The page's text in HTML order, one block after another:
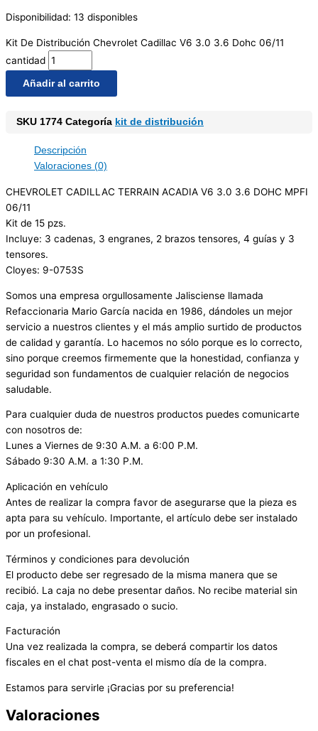
Disponibilidad: 13 disponibles
Kit De Distribución Chevrolet Cadillac V6 3.0 3.6 Dohc 06/11
cantidad
Añadir al carrito
SKU 1774 Categoría kit de distribución
Descripción
Valoraciones (0)
CHEVROLET CADILLAC TERRAIN ACADIA V6 3.0 3.6 DOHC MPFI
06/11
Kit de 15 pzs.
Incluye: 3 cadenas, 3 engranes, 2 brazos tensores, 4 guías y 3
tensores.
Cloyes: 9-0753S
Somos una empresa orgullosamente Jalisciense llamada
Refaccionaria Mario García nacida en 1986, dándoles un mejor
servicio a nuestros clientes y el más amplio surtido de productos
de calidad y garantía. Lo hacemos no sólo porque es lo correcto,
sino porque creemos firmemente que la honestidad, confianza y
seguridad son fundamentos de cualquier relación de negocios
saludable.
Para cualquier duda de nuestros productos puedes comunicarte
con nosotros de:
Lunes a Viernes de 9:30 A.M. a 6:00 P.M.
Sábado 9:30 A.M. a 1:30 P.M.
Aplicación en vehículo
Antes de realizar la compra favor de asegurarse que la pieza es
apta para su vehículo. Importante, el artículo debe ser instalado
por un profesional.
Términos y condiciones para devolución
El producto debe ser regresado de la misma manera que se
recibió. La caja no debe presentar daños. No recibe material sin
caja, ya instalado, engrasado o sucio.
Facturación
Una vez realizada la compra, se deberá compartir los datos
fiscales en el chat post-venta el mismo día de la compra.
Estamos para servirle ¡Gracias por su preferencia!
Valoraciones